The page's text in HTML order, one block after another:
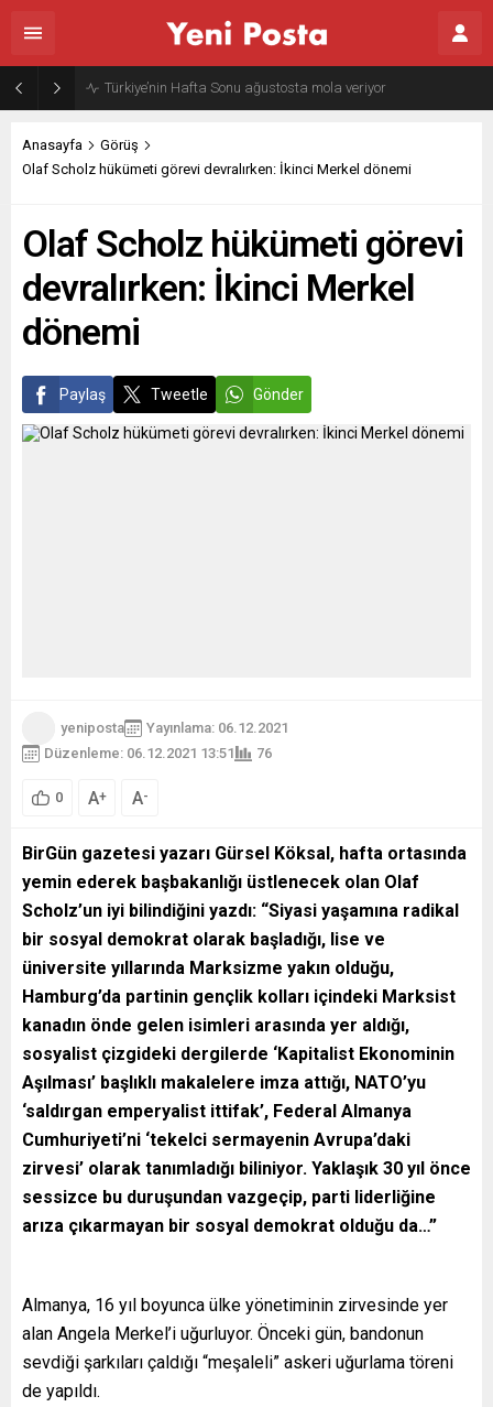
Gazze’nin geleceği: Teknokratik kontrol mü, kolonializm mi?
Anasayfa
Görüş
Olaf Scholz hükümeti görevi devralırken: İkinci Merkel dönemi
Olaf Scholz hükümeti görevi
devralırken: İkinci Merkel
dönemi
Paylaş Tweetle Gönder
yeniposta
Yayınlama: 06.12.2021
Düzenleme: 06.12.2021 13:51
76
0 A+ A-
BirGün gazetesi yazarı Gürsel Köksal, hafta ortasında
yemin ederek başbakanlığı üstlenecek olan Olaf
Scholz’un iyi bilindiğini yazdı: “Siyasi yaşamına radikal
bir sosyal demokrat olarak başladığı, lise ve
üniversite yıllarında Marksizme yakın olduğu,
Hamburg’da partinin gençlik kolları içindeki Marksist
kanadın önde gelen isimleri arasında yer aldığı,
sosyalist çizgideki dergilerde ‘Kapitalist Ekonominin
Aşılması’ başlıklı makalelere imza attığı, NATO’yu
‘saldırgan emperyalist ittifak’, Federal Almanya
Cumhuriyeti’ni ‘tekelci sermayenin Avrupa’daki
zirvesi’ olarak tanımladığı biliniyor. Yaklaşık 30 yıl önce
sessizce bu duruşundan vazgeçip, parti liderliğine
arıza çıkarmayan bir sosyal demokrat olduğu da…”
Almanya, 16 yıl boyunca ülke yönetiminin zirvesinde yer
alan Angela Merkel’i uğurluyor. Önceki gün, bandonun
sevdiği şarkıları çaldığı “meşaleli” askeri uğurlama töreni
de yapıldı.